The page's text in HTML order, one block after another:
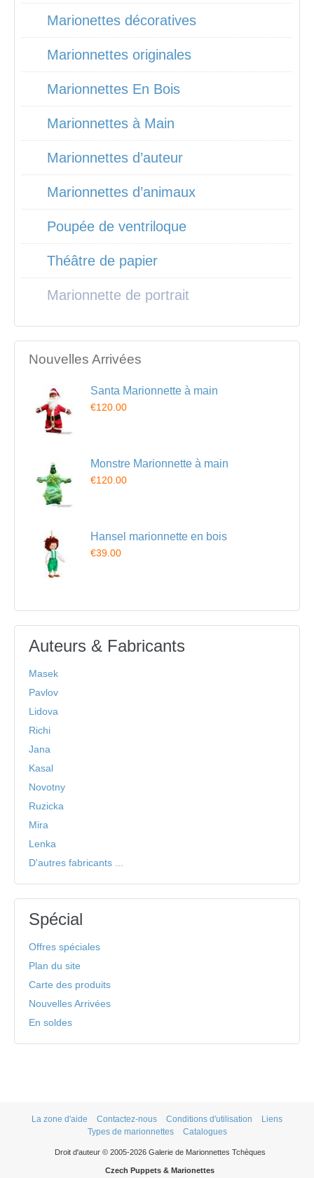
Marionettes décoratives
Marionnettes originales
Marionnettes En Bois
Marionnettes à Main
Marionnettes d’auteur
Marionnettes d’animaux
Poupée de ventriloque
Théâtre de papier
Marionnette de portrait
Nouvelles Arrivées
Santa Marionnette à main
€120.00
Monstre Marionnette à main
€120.00
Hansel marionnette en bois
€39.00
Auteurs & Fabricants
Masek
Pavlov
Lidova
Richi
Jana
Kasal
Novotny
Ruzicka
Mira
Lenka
D'autres fabricants ...
Spécial
Offres spéciales
Plan du site
Carte des produits
Nouvelles Arrivées
En soldes
La zone d'aide Contactez-nous Conditions d'utilisation
Liens
Types de marionnettes
Catalogues
Droit d'auteur © 2005-2026 Galerie de Marionnettes Tchèques
Czech Puppets & Marionettes